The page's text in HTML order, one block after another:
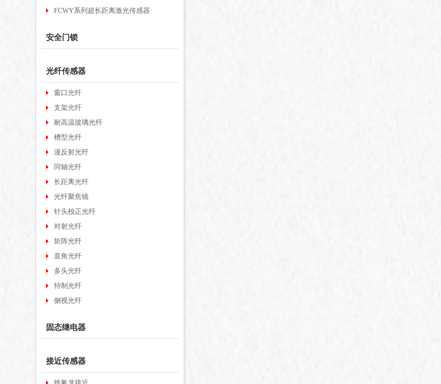
FCWY系列超长距离激光传感器
安全门锁
光纤传感器
窗口光纤
支架光纤
耐高温玻璃光纤
槽型光纤
漫反射光纤
同轴光纤
长距离光纤
光纤聚焦镜
针头校正光纤
对射光纤
矩阵光纤
直角光纤
多头光纤
特制光纤
侧视光纤
固态继电器
接近传感器